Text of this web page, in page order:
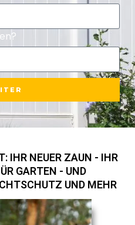
IHR NEUER ZAUN - IHR
GARTEN - UND
UND MEHR